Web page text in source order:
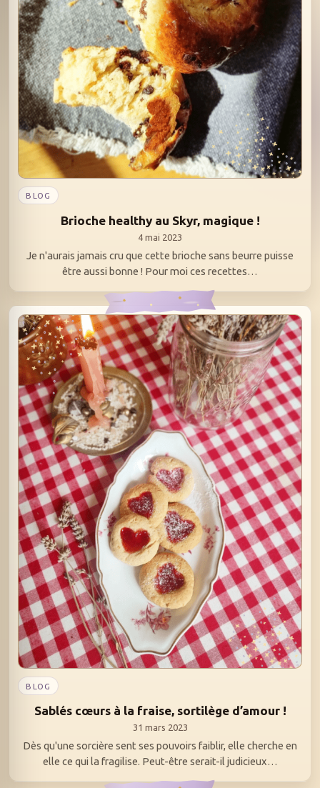
BLOG
Brioche healthy au Skyr, magique !
4 mai 2023
Je n'aurais jamais cru que cette brioche sans beurre puisse
être aussi bonne ! Pour moi ces recettes…
BLOG
Sablés cœurs à la fraise, sortilège d’amour !
31 mars 2023
Dès qu'une sorcière sent ses pouvoirs faiblir, elle cherche en
elle ce qui la fragilise. Peut-être serait-il judicieux…